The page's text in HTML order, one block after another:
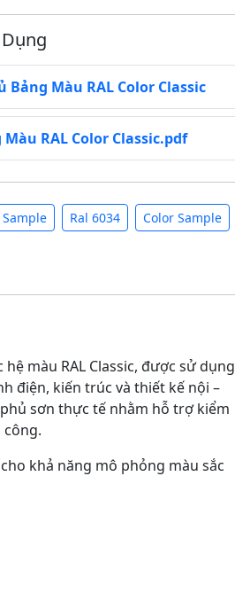
Bảng Màu RAL Color Classic
Màu RAL Color Classic.pdf
Ral 6034
Color Sample
màu RAL Classic, được sử dụng
điện, kiến trúc và thiết kế nội –
sơn thực tế nhằm hỗ trợ kiểm
khả năng mô phỏng màu sắc